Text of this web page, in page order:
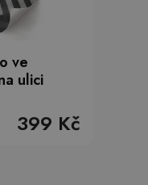
ve
ulici
399 Kč